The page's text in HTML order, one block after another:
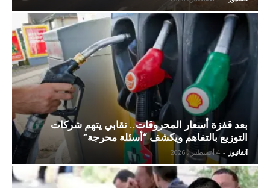
بعد قفزة أسعار المحروقات.. نقابي يتهم شركات
التوزيع بالتفاهم ويكشف “أسئلة محرجة”
آنفانيوز - 4 أغسطس، 2026